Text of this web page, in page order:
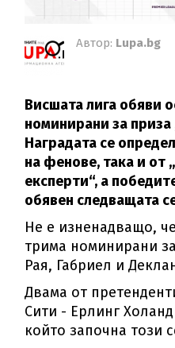
Автор: Lupa.bg
Висшата лига обяви
номинирани за приза
Наградата се
на фенове, така и от
експерти“, а
обявен следващата
Не е изненадващо,
трима номинирани
Рая, Габриел и
Двама от
Сити - Ерлинг
който започна този